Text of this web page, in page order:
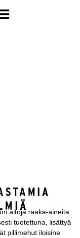
aitoja raaka-aineita
tuotettuna, lisättyä
pillimehut iloisine